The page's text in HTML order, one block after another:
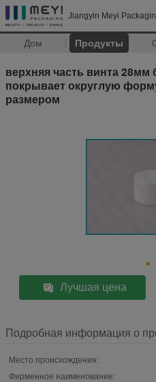
Jiangyin Meyi
Дом Продукты
верхняя часть винта 28мм
покрывает округлую
размером
Лучшая цена
Подробная информация о
Место происхождения:
Фирменное наименование: